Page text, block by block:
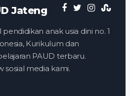
Jateng
pendidikan anak usia dini no. 1
Kurikulum dan
PAUD terbaru.
sosial media kami.